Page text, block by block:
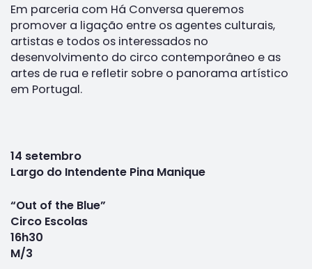
Em parceria com Há Conversa queremos
promover a ligação entre os agentes culturais,
artistas e todos os interessados no
desenvolvimento do circo contemporâneo e as
artes de rua e refletir sobre o panorama artístico
em Portugal.
14 setembro
Largo do Intendente Pina Manique
“Out of the Blue”
Circo Escolas
16h30
M/3